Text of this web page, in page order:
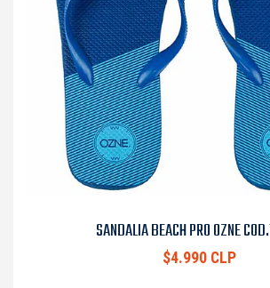
SANDALIA BEACH PRO OZNE
$4.990 CLP